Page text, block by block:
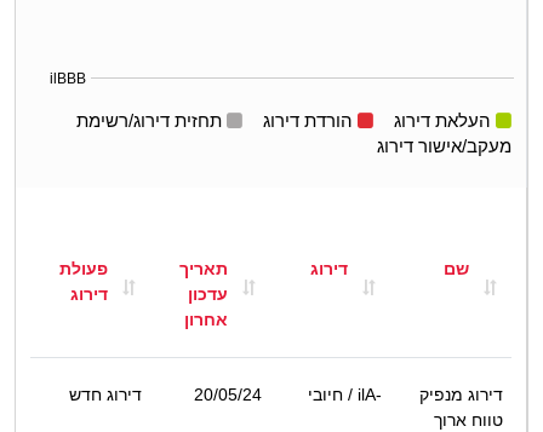
ilBBB
העלאת דירוג הורדת דירוג
תחזית דירוג/רשימת
מעקב/אישור דירוג
שם דירוג
תאריך
עדכון
אחרון
פעולת
דירוג
דירוג מנפיק
טווח ארוך
ilA- / חיובי 20/05/24 דירוג חדש